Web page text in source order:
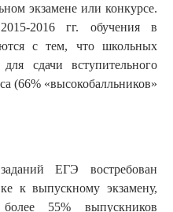
экзамене или конкурсе.
2016 гг. обучения в
с тем, что школьных
сдачи вступительного
(66% «высокобалльников»
ЕГЭ востребован
к выпускному экзамену,
более 55% выпускников